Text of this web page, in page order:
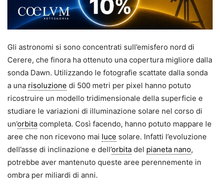
Gli astronomi si sono concentrati sull’emisfero nord di
Cerere, che finora ha ottenuto una copertura migliore dalla
sonda Dawn. Utilizzando le fotografie scattate dalla sonda
a una risoluzione di 500 metri per pixel hanno potuto
ricostruire un modello tridimensionale della superficie e
studiare le variazioni di illuminazione solare nel corso di
un’orbita completa. Così facendo, hanno potuto mappare le
aree che non ricevono mai luce solare. Infatti l’evoluzione
dell’asse di inclinazione e dell’orbita del pianeta nano,
potrebbe aver mantenuto queste aree perennemente in
ombra per miliardi di anni.